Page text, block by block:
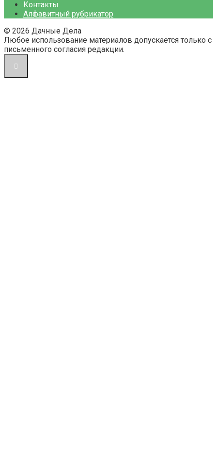
Контакты
Алфавитный рубрикатор
© 2026 Дачные Дела
Любое использование материалов допускается только с
письменного согласия редакции.